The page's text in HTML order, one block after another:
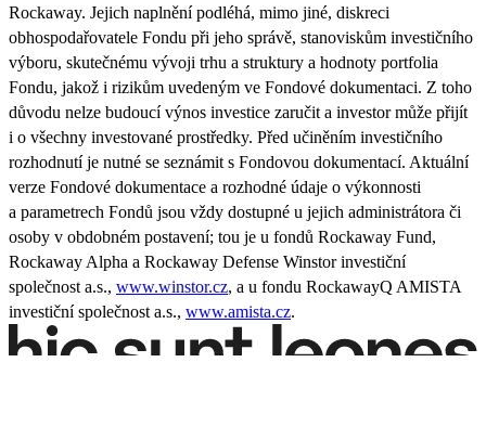
Rockaway. Jejich naplnění podléhá, mimo jiné, diskreci
obhospodařovatele Fondu při jeho správě, stanoviskům investičního
výboru, skutečnému vývoji trhu a struktury a hodnoty portfolia
Fondu, jakož i rizikům uvedeným ve Fondové dokumentaci. Z toho
důvodu nelze budoucí výnos investice zaručit a investor může přijít
i o všechny investované prostředky. Před učiněním investičního
rozhodnutí je nutné se seznámit s Fondovou dokumentací. Aktuální
verze Fondové dokumentace a rozhodné údaje o výkonnosti
a parametrech Fondů jsou vždy dostupné u jejich administrátora či
osoby v obdobném postavení; tou je u fondů Rockaway Fund,
Rockaway Alpha a Rockaway Defense Winstor investiční
společnost a.s., www.winstor.cz, a u fondu RockawayQ AMISTA
investiční společnost a.s., www.amista.cz.